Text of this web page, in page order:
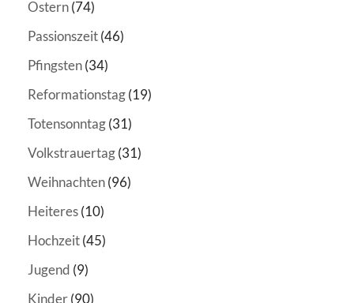
Ostern(74)
Passionszeit(46)
Pfingsten(34)
Reformationstag(19)
Totensonntag(31)
Volkstrauertag(31)
Weihnachten(96)
Heiteres(10)
Hochzeit(45)
Jugend (9)
Kinder(90)